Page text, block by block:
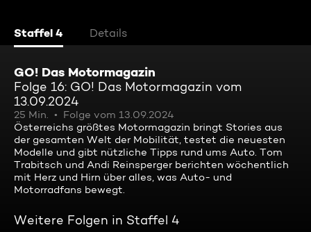
Staffel 4 Details
GO! Das Motormagazin
Folge 16: GO! Das Motormagazin vom
13.09.2024
25 Min.
Folge vom 13.09.2024
Österreichs größtes Motormagazin bringt Stories aus
der gesamten Welt der Mobilität, testet die neuesten
Modelle und gibt nützliche Tipps rund ums Auto. Tom
Trabitsch und Andi Reinsperger berichten wöchentlich
mit Herz und Hirn über alles, was Auto- und
Motorradfans bewegt.
Weitere Folgen in Staffel 4